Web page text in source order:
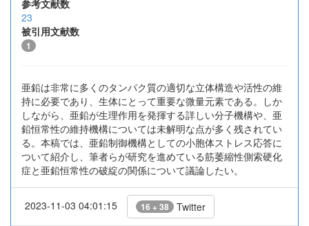
参考文献数
23
被引用文献数
1
亜鉛は非常に多くのタンパク質の適切な立体構造や活性の維
持に必要であり、生体にとって重要な微量元素である。しか
しながら、亜鉛が生理作用を発揮する詳しい分子機構や、亜
鉛恒常性の維持機構については未解明な点が多く残されてい
る。本稿では、亜鉛制御機構としての小胞体ストレス応答に
ついて紹介し、筆者らが研究を進めている筋萎縮性側索硬化
症と亜鉛恒常性の破綻の関係について議論したい。
2023-11-03 04:01:15 16 + 38 Twitter